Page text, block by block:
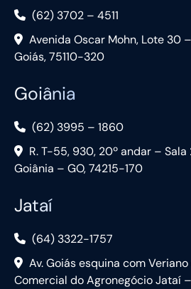
(62) 3702 – 4511
Avenida Oscar Mohn, Lote 30
Goiás, 75110-320
Goiânia
(62) 3995 – 1860
R. T-55, 930, 20º andar –
Goiânia – GO, 74215-170
Jataí
(64) 3322-1757
Av. Goiás esquina com
Comercial do Agronegócio Jataí